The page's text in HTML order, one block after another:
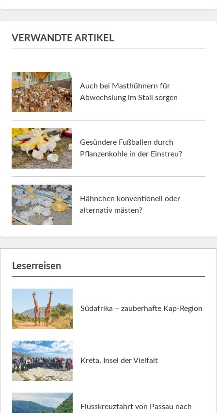
VERWANDTE ARTIKEL
Auch bei Masthühnern für
Abwechslung im Stall sorgen
Gesündere Fußballen durch
Pflanzenkohle in der Einstreu?
Hähnchen konventionell oder
alternativ mästen?
Leserreisen
Südafrika – zauberhafte Kap-Region
Kreta, Insel der Vielfalt
Flusskreuzfahrt von Passau nach